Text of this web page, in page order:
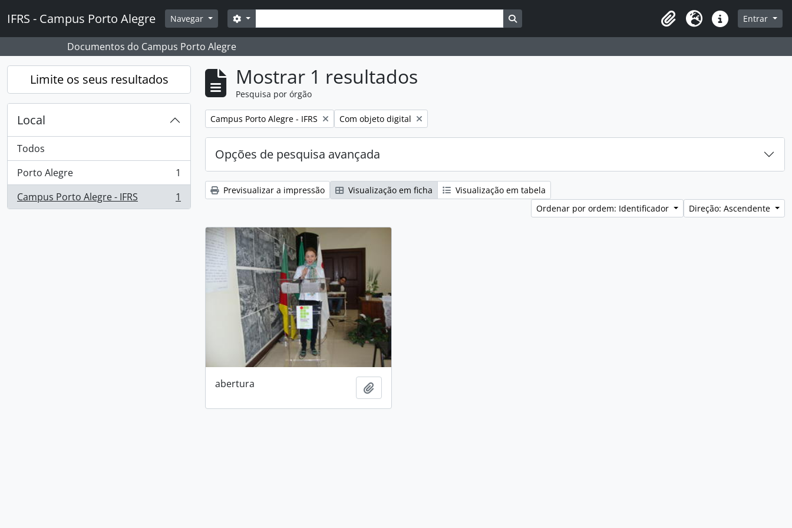
IFRS - Campus Porto Alegre Navegar Pesquisar
Opções de busca Busque na página de navegação
Idioma Ligações rápidas
Entrar
Documentos do Campus Porto Alegre
Limite os seus resultados
Local
Todos
Porto Alegre
, 1 resultados
1
Campus Porto Alegre - IFRS
, 1 resultados 1
Mostrar 1 resultados
Pesquisa por órgão
Remover filtro:
Campus Porto Alegre - IFRS Remover filtro:
Com objeto digital
Opções de pesquisa avançada
Previsualizar a impressão Visualização em ficha
Visualização em tabela
Ordenar por ordem: Identificador
Direção: Ascendente
abertura